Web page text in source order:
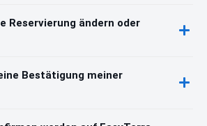
Reservierung ändern oder
Bestätigung meiner